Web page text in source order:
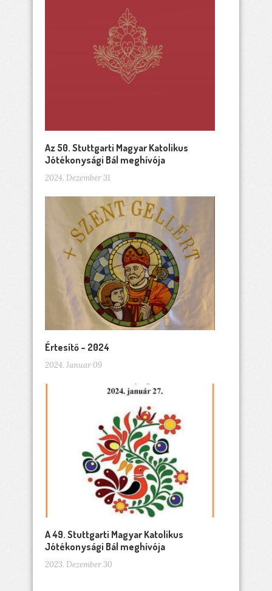
Az 50. Stuttgarti Magyar Katolikus
Jótékonysági Bál meghívója
2024. Dezember 31
Értesítő – 2024
2024. Januar 09
A 49. Stuttgarti Magyar Katolikus
Jótékonysági Bál meghívója
2023. Dezember 30